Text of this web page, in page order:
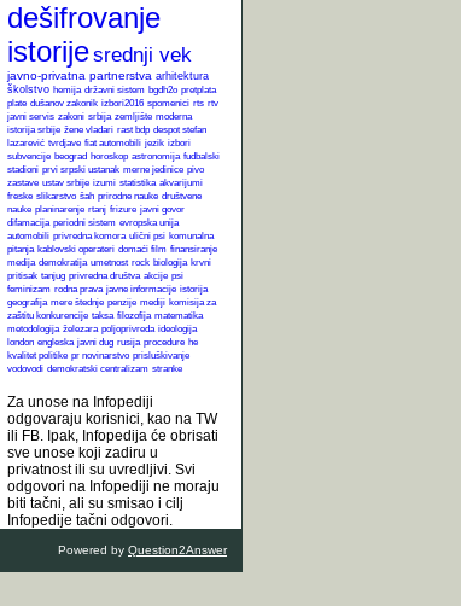
dešifrovanje
istorijesrednji vek
javno-privatna partnerstva arhitektura
školstvo hemija državni sistem bgdh2o pretplata
plate dušanov zakonik izbori2016 spomenici rts rtv
javni servis zakoni srbija zemljište moderna
istorija srbije žene vladari rast bdp despot stefan
lazarević tvrdjave fiat automobili jezik izbori
subvencije beograd horoskop astronomija fudbalski
stadioni prvi srpski ustanak merne jedinice pivo
zastave ustav srbije izumi statistika akvarijumi
freske slikarstvo šah prirodne nauke društvene
nauke planinarenje rtanj frizure javni govor
difamacija periodni sistem evropska unija
automobili privredna komora ulični psi komunalna
pitanja kablovski operateri domaći film finansiranje
medija demokratija umetnost rock biologija krvni
pritisak tanjug privredna društva akcije psi
feminizam rodna prava javne informacije istorija
geografija mere štednje penzije mediji komisija za
zaštitu konkurencije taksa filozofija matematika
metodologija železara poljoprivreda ideologija
london engleska javni dug rusija procedure he
kvalitet politike pr novinarstvo prisluškivanje
vodovodi demokratski centralizam stranke
Za unose na Infopediji
odgovaraju korisnici, kao na TW
ili FB. Ipak, Infopedija će obrisati
sve unose koji zadiru u
privatnost ili su uvredljivi. Svi
odgovori na Infopediji ne moraju
biti tačni, ali su smisao i cilj
Infopedije tačni odgovori.
Powered by Question2Answer